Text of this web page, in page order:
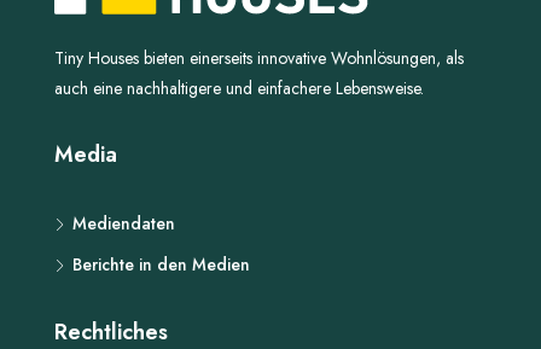
Tiny Houses bieten einerseits innovative Wohnlösungen, als
auch eine nachhaltigere und einfachere Lebensweise.
Media
Mediendaten
Berichte in den Medien
Rechtliches